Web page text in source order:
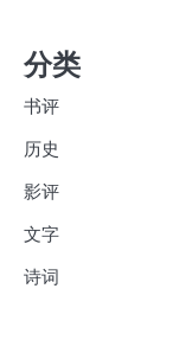
分类
书评
历史
影评
文字
诗词